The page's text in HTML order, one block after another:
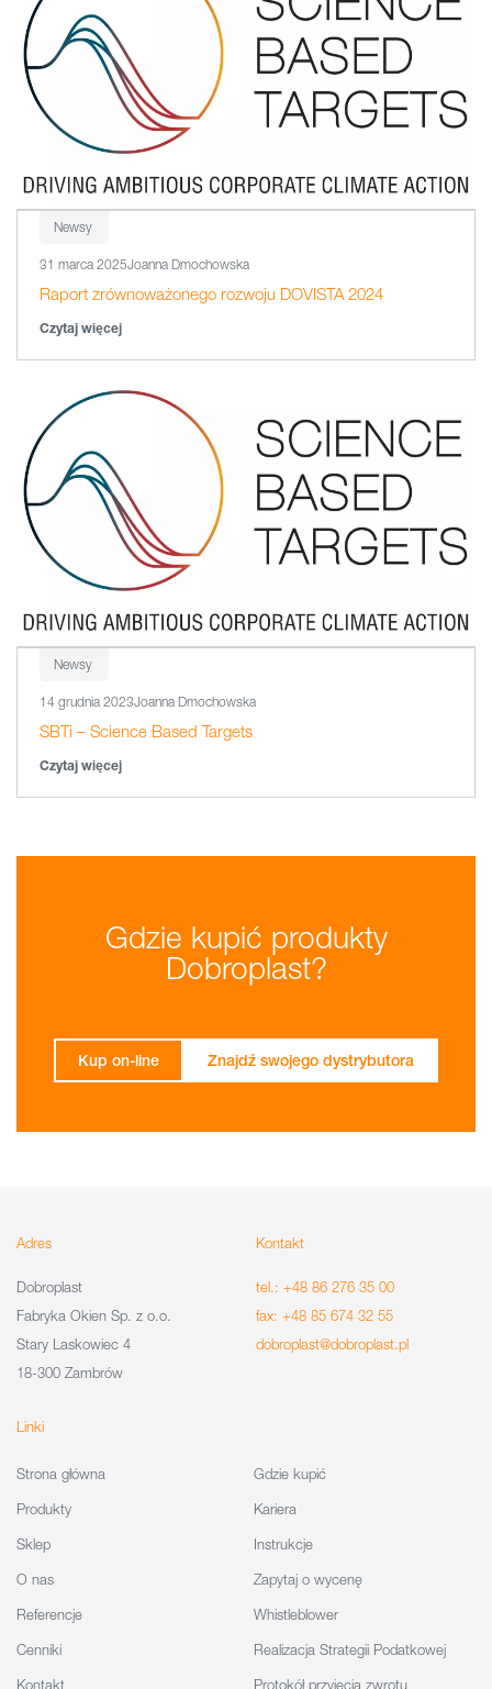
Newsy
31 marca 2025Joanna Dmochowska
Raport zrównoważonego rozwoju DOVISTA 2024
Czytaj więcej
Newsy
14 grudnia 2023Joanna Dmochowska
SBTi – Science Based Targets
Czytaj więcej
Gdzie kupić produkty
Dobroplast?
Kup on-line Znajdź swojego dystrybutora
Adres
Dobroplast
Fabryka Okien Sp. z o.o.
Stary Laskowiec 4
18-300 Zambrów
Kontakt
tel.: +48 86 276 35 00
fax: +48 85 674 32 55
dobroplast@dobroplast.pl
Linki
Strona główna
Produkty
Sklep
O nas
Referencje
Cenniki
Kontakt
Gdzie kupić
Kariera
Instrukcje
Zapytaj o wycenę
Whistleblower
Realizacja Strategii Podatkowej
Protokół przyjęcia zwrotu